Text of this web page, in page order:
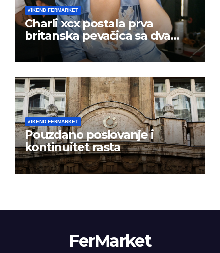
VIKEND FERMARKET
Charli xcx postala prva
britanska pevačica sa dva
albuma na prvom mestu u
istoj kalendarskoj godini
VIKEND FERMARKET
Pouzdano poslovanje i
kontinuitet rasta
FerMarket